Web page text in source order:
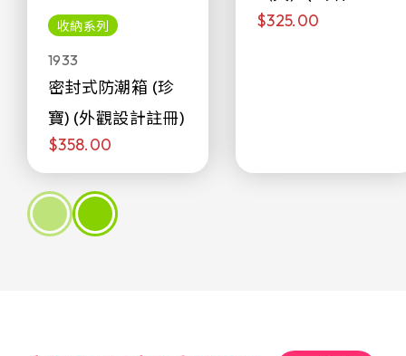
收納系列
1933
密封式防潮箱 (珍
寶) (外觀設計註冊)
$358.00
侖)
$325.00